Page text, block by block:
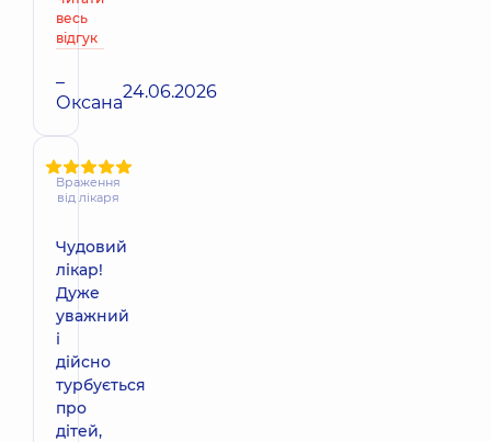
весь
відгук
–
Оксана24.06.2026
Враження
від лікаря
Чудовий
лікар!
Дуже
уважний
і
дійсно
турбується
про
дітей,